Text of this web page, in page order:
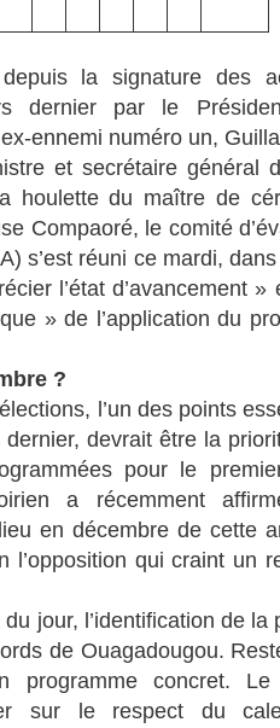
la signature des
dernier par le
ennemi numéro un,
et secrétaire général
houlette du maître de
Compaoré, le comité
s’est réuni ce mardi,
l’état d’avancement »
» de l’application du
?
l’un des points
devrait être la
pour le
a récemment
en décembre de cette
l’opposition qui craint un
jour, l’identification de la
de Ouagadougou.
programme concret. Le
sur le respect du